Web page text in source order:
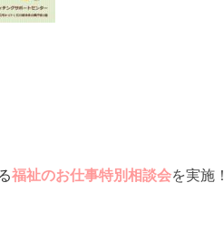
福祉のお仕事特別相談会を実施！